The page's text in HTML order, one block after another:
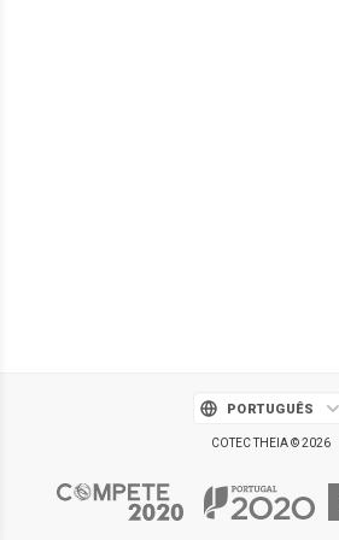
PORTUGUÊS
COTEC THEIA © 2026